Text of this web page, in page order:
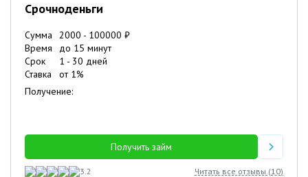
Срочноденьги
Сумма 2000 - 100000 ₽
Время
до 15 минут
Срок
1 - 30 дней
Ставка
от 1%
Получение:
Получить займ
3.2 Читать все отзывы (10)